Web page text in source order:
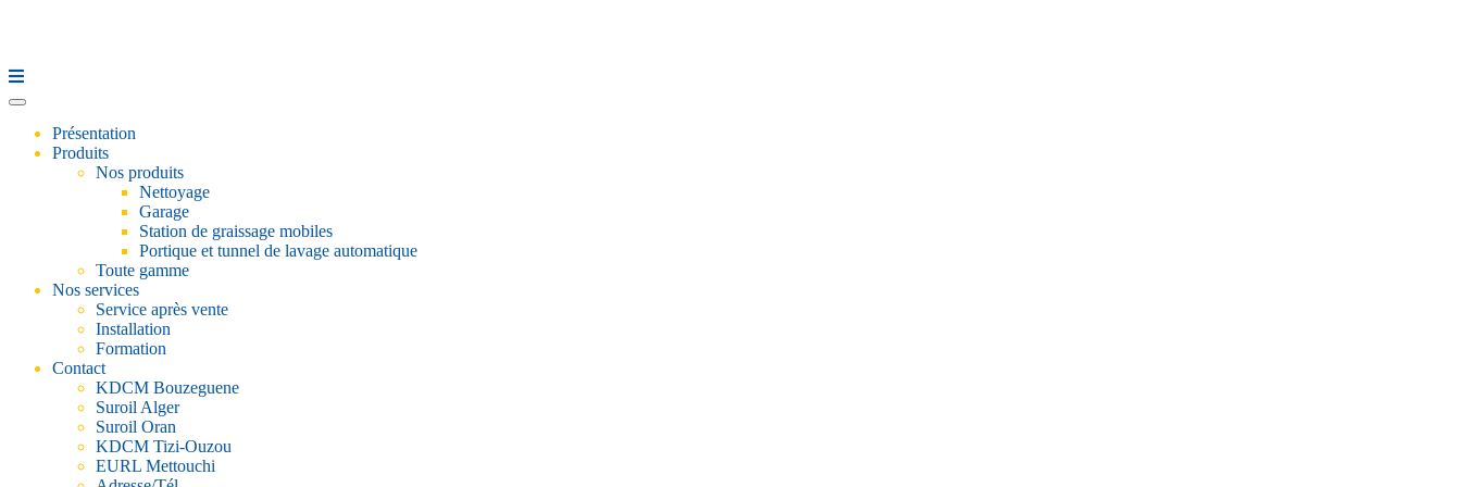
Présentation
Produits
Nos produits
Nettoyage
Garage
Station de graissage mobiles
Portique et tunnel de lavage automatique
Toute gamme
Nos services
Service après vente
Installation
Formation
Contact
KDCM Bouzeguene
Suroil Alger
Suroil Oran
KDCM Tizi-Ouzou
EURL Mettouchi